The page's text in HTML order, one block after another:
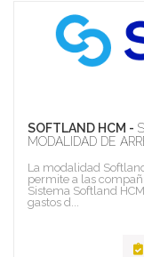
SOFTLAND HCM -
MODALIDAD DE
La modalidad
permite a las
Sistema Softland
gastos d...